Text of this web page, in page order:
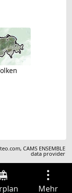
,CAMS ENSEMBLE
data provider
Mehr